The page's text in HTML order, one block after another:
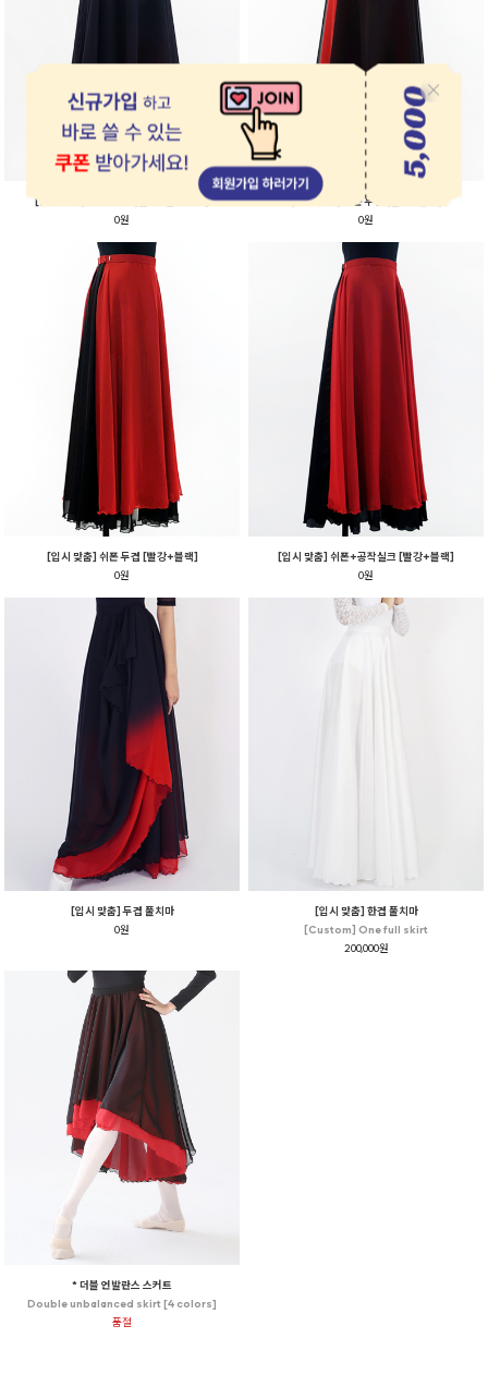
[입시 맞춤] 쉬폰+3톤 [블랙+블랙로즈]
0원
[입시 맞춤] 쉬폰 두겹 [블랙+빨강]
0원
[입시 맞춤] 쉬폰 두겹 [빨강+블랙]
0원
[입시 맞춤] 쉬폰+공작실크 [빨강+블랙]
0원
[입시 맞춤] 두겹 풀치마
0원
[입시 맞춤] 한겹 풀치마
[Custom] One full skirt
200,000원
* 더블 언발란스 스커트
Double unbalanced skirt [4 colors]
품절